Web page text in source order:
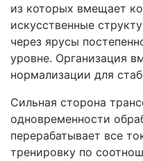
из которых вмещает
искусственные
через ярусы
уровне. Организация
нормализации для
Сильная сторона
одновременности
перерабатывает все
тренировку по